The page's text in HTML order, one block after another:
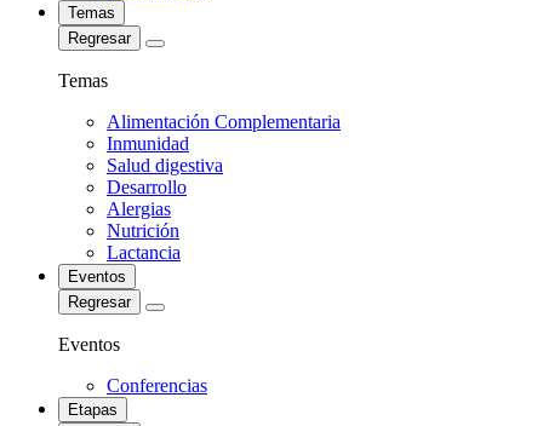
Temas
Regresar
Temas
Alimentación Complementaria
Inmunidad
Salud digestiva
Desarrollo
Alergias
Nutrición
Lactancia
Eventos
Regresar
Eventos
Conferencias
Etapas